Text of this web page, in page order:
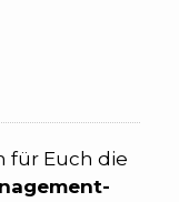
für Euch die